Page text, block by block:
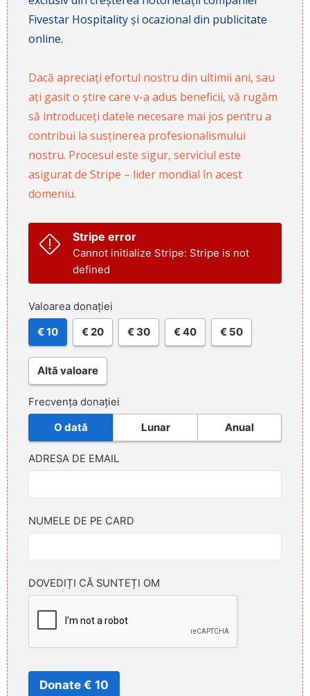
Fivestar Hospitality și ocazional din publicitate
online.
Dacă apreciați efortul nostru din ultimii ani, sau
ați gasit o știre care v-a adus beneficii, vă rugăm
să introduceți datele necesare mai jos pentru a
contribui la susținerea profesionalismului
nostru. Procesul este sigur, serviciul este
asigurat de Stripe – lider mondial în acest
domeniu.
Stripe error
Cannot initialize Stripe: Stripe is not
defined
Valoarea donației
€ 10 € 20 € 30 € 40 € 50
Altă valoare
Frecvența donației
O dată Lunar Anual
ADRESA DE EMAIL
NUMELE DE PE CARD
DOVEDIȚI CĂ SUNTEȚI OM
Donate € 10